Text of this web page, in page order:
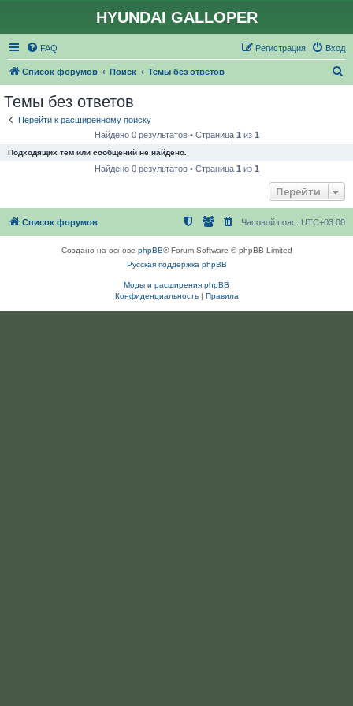
HYUNDAI GALLOPER
FAQ Вход
Регистрация
Список форумов Поиск Темы без ответов
Темы без ответов
Перейти к расширенному поиску
Найдено 0 результатов • Страница 1 из 1
Подходящих тем или сообщений не найдено.
Найдено 0 результатов • Страница 1 из 1
Перейти
Список форумов Часовой пояс: UTC+03:00
Создано на основе phpBB® Forum Software © phpBB Limited
Русская поддержка phpBB
Моды и расширения phpBB
Конфиденциальность| Правила